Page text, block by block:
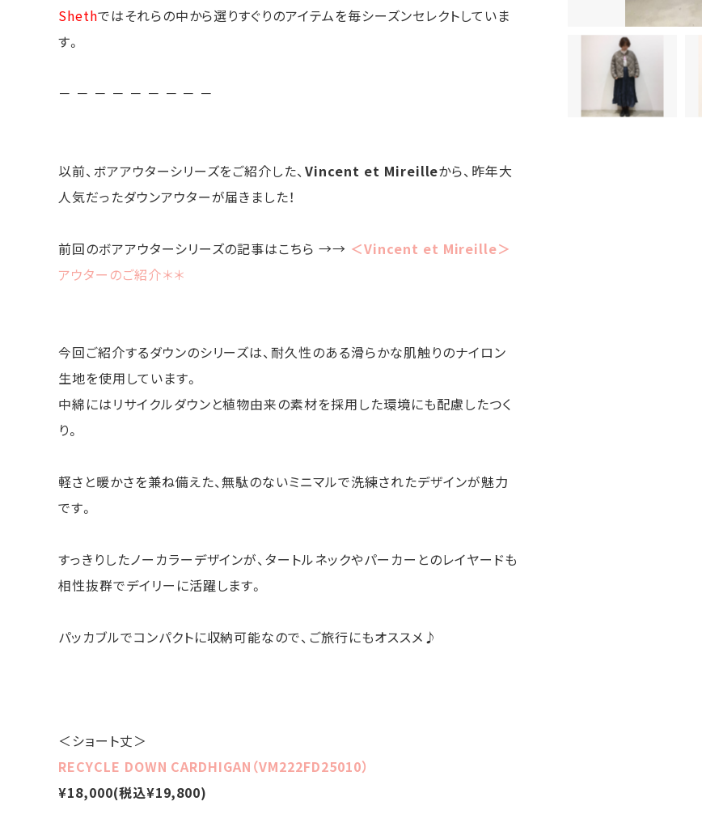
Shethではそれらの中から選りすぐりのアイテムを毎シーズンセレクトしていま
す。
－ － － － － － － － －
以前、ボアアウターシリーズをご紹介した、Vincent et Mireilleから、昨年大
人気だったダウンアウターが届きました！
前回のボアアウターシリーズの記事はこちら →→ ＜Vincent et Mireille＞
アウターのご紹介＊＊
今回ご紹介するダウンのシリーズは、耐久性のある滑らかな肌触りのナイロン
生地を使用しています。
中綿にはリサイクルダウンと植物由来の素材を採用した環境にも配慮したつく
り。
軽さと暖かさを兼ね備えた、無駄のないミニマルで洗練されたデザインが魅力
です。
すっきりしたノーカラーデザインが、タートルネックやパーカーとのレイヤードも
相性抜群でデイリーに活躍します。
パッカブルでコンパクトに収納可能なので、ご旅行にもオススメ♪
＜ショート丈＞
RECYCLE DOWN CARDHIGAN（VM222FD25010）
¥18,000(税込¥19,800)